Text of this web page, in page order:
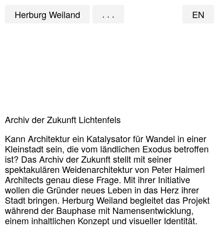
Herburg Weiland . . . EN
Archiv der Zukunft Lichtenfels
Kann Architektur ein Katalysator für Wandel in einer
Kleinstadt sein, die vom ländlichen Exodus betroffen
ist? DasArchiv der Zukunftstellt mit seiner
spektakulären Weidenarchitektur von Peter Haimerl
Architects genau diese Frage. Mit ihrer Initiative
wollen die Gründer neues Leben in das Herz ihrer
Stadt bringen. Herburg Weiland begleitet das Projekt
während der Bauphase mit Namensentwicklung,
einem inhaltlichen Konzept und visueller Identität.